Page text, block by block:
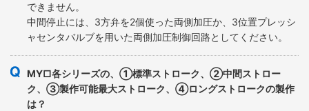
できません。
中間停止には、3方弁を2個使った両側加圧か、3位置プレッシ
ャセンタバルブを用いた両側加圧制御回路としてください。
MY□各シリーズの、①標準ストローク、②中間ストロー
ク、③製作可能最大ストローク、④ロングストロークの製作
は？